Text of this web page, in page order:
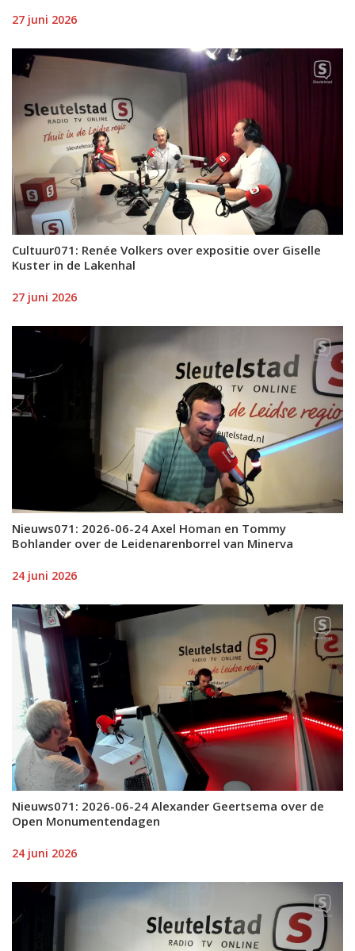
27 juni 2026
Cultuur071: Renée Volkers over expositie over Giselle
Kuster in de Lakenhal
27 juni 2026
Nieuws071: 2026-06-24 Axel Homan en Tommy
Bohlander over de Leidenarenborrel van Minerva
24 juni 2026
Nieuws071: 2026-06-24 Alexander Geertsema over de
Open Monumentendagen
24 juni 2026